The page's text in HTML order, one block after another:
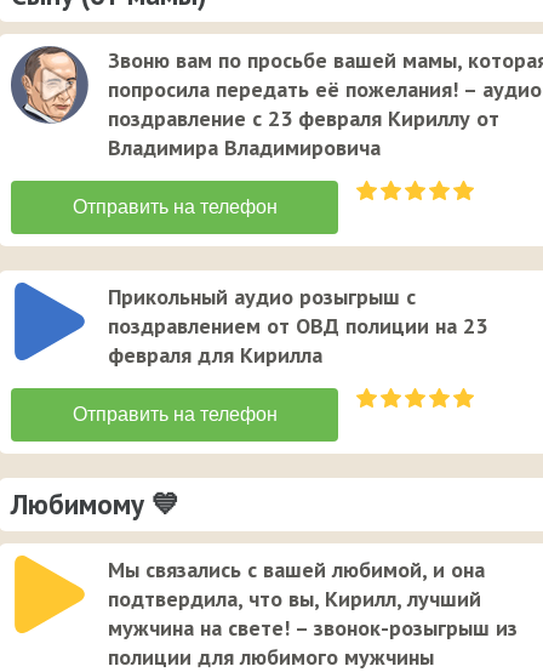
Звоню вам по просьбе вашей мамы,
попросила передать её пожелания! – аудио
поздравление с 23 февраля Кириллу от
Владимира Владимировича
Прикольный аудио розыгрыш с
поздравлением от ОВД полиции на 23
февраля для Кирилла
Любимому 💙
Мы связались с вашей любимой, и она
подтвердила, что вы, Кирилл, лучший
мужчина на свете! – звонок-розыгрыш из
полиции для любимого мужчины